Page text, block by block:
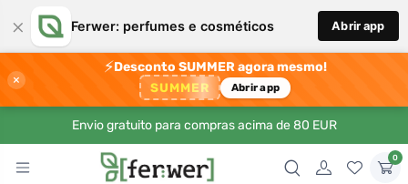
× Ferwer: perfumes e cosméticos Abrir app
×
⚡Desconto SUMMER agora mesmo!
SUMMER Abrir app
Envio gratuito para compras acima de 80 EUR
0